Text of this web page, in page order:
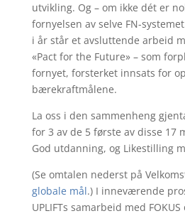
utvikling. Og – om ikke dét er
fornyelsen av selve FN-
i år står et avsluttende arbeid
«Pact for the Future» – som
fornyet, forsterket innsats for
bærekraftmålene.
La oss i den sammenheng
for 3 av de 5 første av disse 17
God utdanning, og Likestilling
(Se omtalen nederst på
globale mål.) I inneværende
UPLIFTs samarbeid med